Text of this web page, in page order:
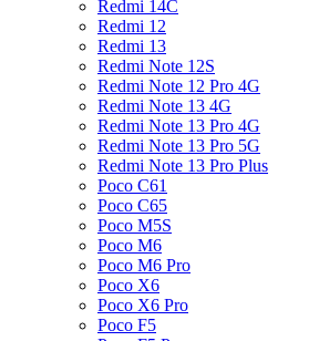
Redmi 14C
Redmi 12
Redmi 13
Redmi Note 12S
Redmi Note 12 Pro 4G
Redmi Note 13 4G
Redmi Note 13 Pro 4G
Redmi Note 13 Pro 5G
Redmi Note 13 Pro Plus
Poco C61
Poco C65
Poco M5S
Poco M6
Poco M6 Pro
Poco X6
Poco X6 Pro
Poco F5